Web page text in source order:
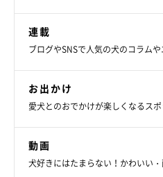
連載
ブログやSNSで人気の犬のコラム
お出かけ
愛犬とのおでかけが楽しくなるス
動画
犬好きにはたまらない！かわいい